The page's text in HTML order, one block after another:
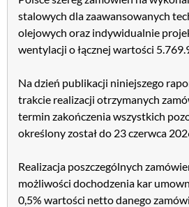
stalowych dla zaawansowanych
olejowych oraz indywidualnie
wentylacji o łącznej wartości
Na dzień publikacji niniejszego
trakcie realizacji otrzymanych
termin zakończenia wszystkich
określony został do 23 czerwca
Realizacja poszczególnych
możliwości dochodzenia kar
0,5% wartości netto danego